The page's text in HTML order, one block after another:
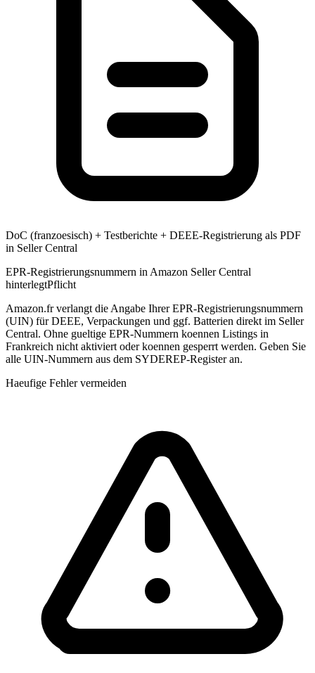
DoC (franzoesisch) + Testberichte + DEEE-Registrierung als PDF
in Seller Central
EPR-Registrierungsnummern in Amazon Seller Central
hinterlegtPflicht
Amazon.fr verlangt die Angabe Ihrer EPR-Registrierungsnummern
(UIN) für DEEE, Verpackungen und ggf. Batterien direkt im Seller
Central. Ohne gueltige EPR-Nummern koennen Listings in
Frankreich nicht aktiviert oder koennen gesperrt werden. Geben Sie
alle UIN-Nummern aus dem SYDEREP-Register an.
Haeufige Fehler vermeiden